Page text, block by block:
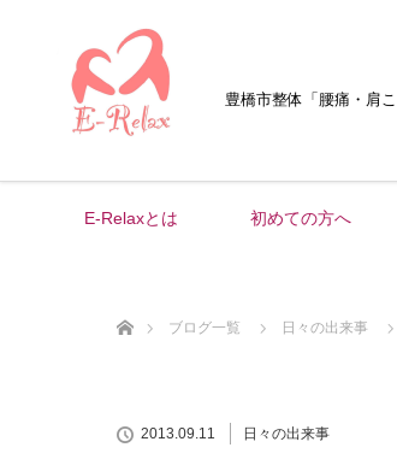
豊橋市整体 「腰痛・肩
E-Relaxとは 初めての方へ
ブログ一覧
日々の出来事
2013.09.11 日々の出来事